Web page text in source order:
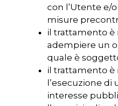
con l’Utente e/
misure
il trattamento è
adempiere un
quale è
il trattamento è
l’esecuzione di
interesse